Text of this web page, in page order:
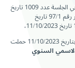
وعليه، بناءً على قرار مجلس الادارة رقم ١٢٤٥ المتخذ في الجلسة عدد 1009 تاريخ
13/9/2023 المقترن بمصادقة سلطة الوصاية بموجب القرار رقم 97/1 تاريخ
مذكّرة إعلاميّة بتاريخ 11/10/2023 حملت
السنوي